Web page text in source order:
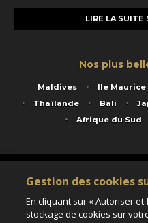
LIRE LA SUITE
Nos plus
Maldives Ile Maurice
Thaïlande
Bali
Afrique du Sud
Service animé par Nautil Voyages -
au capital de 155 696 euros - RCS
Matricule Atout France IM075100020 -
Assurance responsabilité civile et
Gestion des cookies
En cliquant sur « Autoriser
stockage de cookies sur